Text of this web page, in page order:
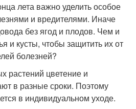
лета важно уделить особое
и вредителями. Иначе
без ягод и плодов. Чем и
и кусты, чтобы защитить их от
болезней?
растений цветение и
в разные сроки. Поэтому
в индивидуальном уходе.